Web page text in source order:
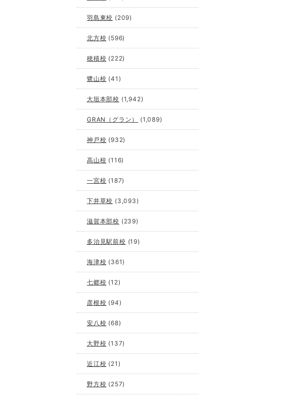
羽島東校 (209)
北方校 (596)
穂積校 (222)
鷺山校 (41)
大垣本部校 (1,942)
GRAN（グラン） (1,089)
神戸校 (932)
高山校 (116)
一宮校 (187)
下井草校 (3,093)
滋賀本部校 (239)
多治見駅前校 (19)
海津校 (361)
七郷校 (12)
彦根校 (94)
安八校 (68)
大野校 (137)
近江校 (21)
野方校 (257)